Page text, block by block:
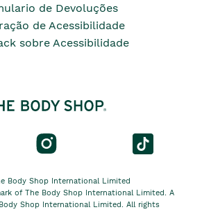
de Devoluções
de Acessibilidade
sobre Acessibilidade
Body Shop International Limited
of The Body Shop International Limited. A
Shop International Limited. All rights